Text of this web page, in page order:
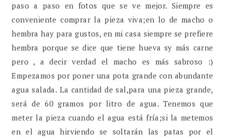
paso a paso en fotos que se ve mejor. Siempre es
conveniente comprar la pieza viva;en lo de macho o
hembra hay para gustos, en mi casa siempre se prefiere
hembra porque se dice que tiene hueva sy más carne
pero , a decir verdad el macho es más sabroso :)
Empezamos por poner una pota grande con abundante
agua salada. La cantidad de sal,para una pieza grande,
será de 60 gramos por litro de agua. Tenemos que
meter la pieza cuando el agua está fría;si la metemos
en el agua hirviendo se soltarán las patas por el